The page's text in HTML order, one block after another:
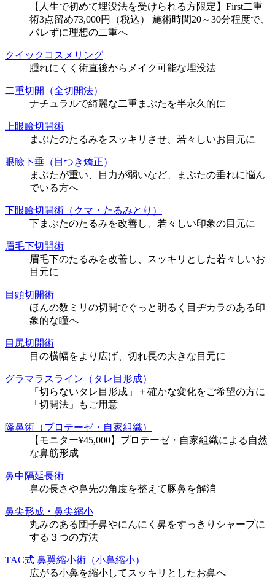
【人生で初めて埋没法を受けられる方限定】First二重
術3点留め73,000円（税込） 施術時間20～30分程度で、
バレずに理想の二重へ
クイックコスメリング
腫れにくく術直後からメイク可能な埋没法
二重切開（全切開法）
ナチュラルで綺麗な二重まぶたを半永久的に
上眼瞼切開術
まぶたのたるみをスッキリさせ、若々しいお目元に
眼瞼下垂（目つき矯正）
まぶたが重い、目力が弱いなど、まぶたの垂れに悩ん
でいる方へ
下眼瞼切開術（クマ・たるみとり）
下まぶたのたるみを改善し、若々しい印象の目元に
眉毛下切開術
眉毛下のたるみを改善し、スッキリとした若々しいお
目元に
目頭切開術
ほんの数ミリの切開でぐっと明るく目ヂカラのある印
象的な瞳へ
目尻切開術
目の横幅をより広げ、切れ長の大きな目元に
グラマラスライン（タレ目形成）
「切らないタレ目形成」＋確かな変化をご希望の方に
「切開法」もご用意
隆鼻術（プロテーゼ・自家組織）
【モニター¥45,000】プロテーゼ・自家組織による自然
な鼻筋形成
鼻中隔延長術
鼻の長さや鼻先の角度を整えて豚鼻を解消
鼻尖形成・鼻尖縮小
丸みのある団子鼻やにんにく鼻をすっきりシャープに
する３つの方法
TAC式 鼻翼縮小術（小鼻縮小）
広がる小鼻を縮小してスッキリとしたお鼻へ